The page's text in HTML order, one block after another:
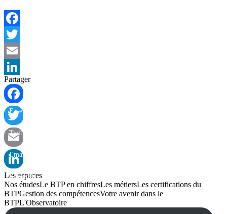
Facebook
Twitter
Email
LinkedIn
Partager
Facebook
Twitter
Email
LinkedIn
Les espaces
Nos étudesLe BTP en chiffresLes métiersLes certifications du
BTPGestion des compétencesVotre avenir dans le
BTPL'Observatoire